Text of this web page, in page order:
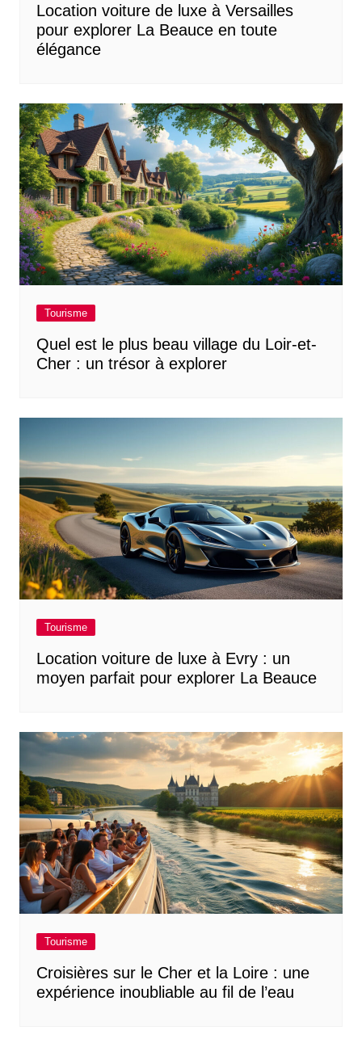
Location voiture de luxe à Versailles
pour explorer La Beauce en toute
élégance
Tourisme
Quel est le plus beau village du Loir-et-
Cher : un trésor à explorer
Tourisme
Location voiture de luxe à Evry : un
moyen parfait pour explorer La Beauce
Tourisme
Croisières sur le Cher et la Loire : une
expérience inoubliable au fil de l’eau